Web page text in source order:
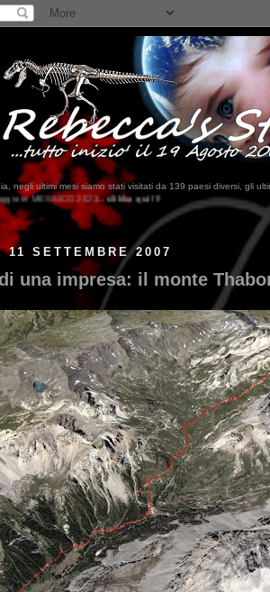
negli ultimi mesi siamo stati visitati da 139 paesi diversi, gli
11 SETTEMBRE 2007
una impresa: il monte